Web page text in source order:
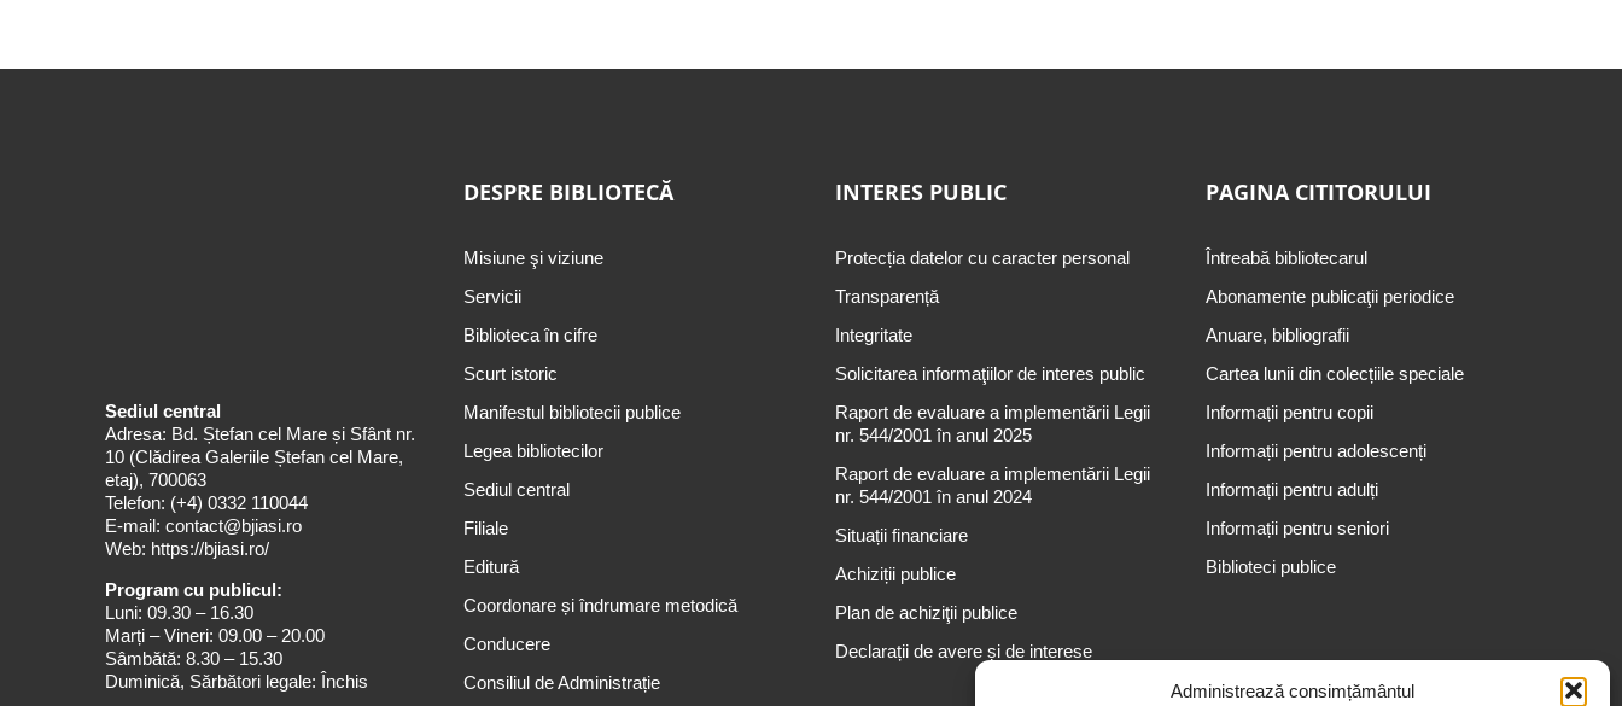
Administrează consimțământul
Sediul central
Adresa: Bd. Ștefan cel Mare și Sfânt nr.
10 (Clădirea Galeriile Ștefan cel Mare,
etaj), 700063
Telefon: (+4) 0332 110044
E-mail: contact@bjiasi.ro
Web: https://bjiasi.ro/
Program cu publicul:
Luni: 09.30 – 16.30
Marți – Vineri: 09.00 – 20.00
Sâmbătă: 8.30 – 15.30
Duminică, Sărbători legale: Închis
DESPRE BIBLIOTECĂ
Misiune şi viziune
Servicii
Biblioteca în cifre
Scurt istoric
Manifestul bibliotecii publice
Legea bibliotecilor
Sediul central
Filiale
Editură
Coordonare și îndrumare metodică
Conducere
Consiliul de Administrație
INTERES PUBLIC
Protecția datelor cu caracter personal
Transparență
Integritate
Solicitarea informaţiilor de interes public
Raport de evaluare a implementării Legii
nr. 544/2001 în anul 2025
Raport de evaluare a implementării Legii
nr. 544/2001 în anul 2024
Situații financiare
Achiziții publice
Plan de achiziţii publice
Declarații de avere și de interese
PAGINA CITITORULUI
Întreabă bibliotecarul
Abonamente publicaţii periodice
Anuare, bibliografii
Cartea lunii din colecțiile speciale
Informații pentru copii
Informații pentru adolescenți
Informații pentru adulți
Informații pentru seniori
Biblioteci publice